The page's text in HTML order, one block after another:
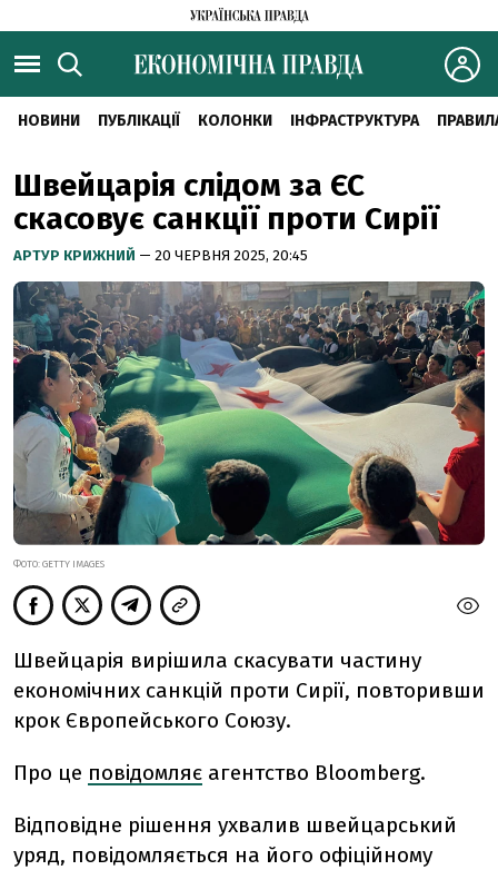
НОВИНИ ПУБЛІКАЦІЇ КОЛОНКИ ІНФРАСТРУКТУРА
Швейцарія слідом за ЄС
скасовує санкції проти Сирії
АРТУР КРИЖНИЙ — 20 ЧЕРВНЯ 2025, 20:45
ФОТО: GETTY IMAGES
Швейцарія вирішила скасувати частину
економічних санкцій проти Сирії, повторивши
крок Європейського Союзу.
Про це повідомляє агентство Bloomberg.
Відповідне рішення ухвалив швейцарський
уряд, повідомляється на його офіційному